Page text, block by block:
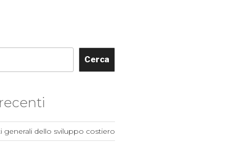
Cerca
generali dello sviluppo costiero